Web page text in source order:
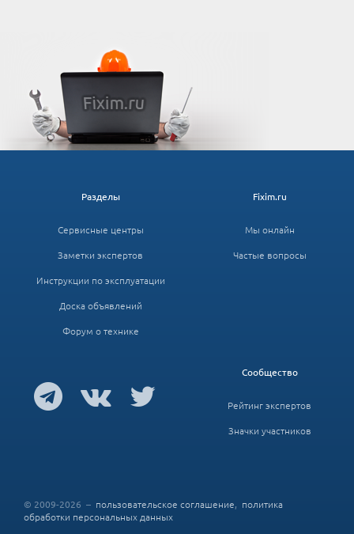
Fixim.ru
Мы онлайн
Частые вопросы
Разделы
Сервисные центры
Заметки экспертов
Инструкции по эксплуатации
Доска объявлений
Форум о технике
Сообщество
Рейтинг экспертов
Значки участников
© 2009-2026 – пользовательское соглашение, политика
обработки персональных данных